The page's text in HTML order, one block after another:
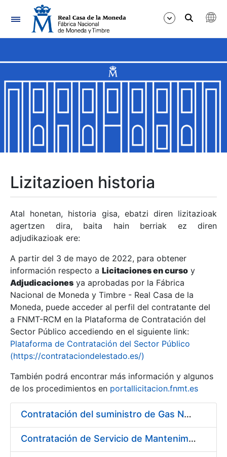
Nabigazioa
Erakutsi/Ezkutatu
Erakutsi/Ezkutatu
Erakutsi/Ezkutatu
Erakutsi/Ezkutatu
Erakutsi/Ezkutatu
Erakutsi/Ezkutatu
Erakutsi/Ezkutatu
Erakutsi/Ezkutatu
Lizitazioen historia
Atal honetan, historia gisa, ebatzi diren lizitazioak
agertzen dira, baita hain berriak ez diren
adjudikazioak ere:
A partir del 3 de mayo de 2022, para obtener
información respecto a Licitaciones en curso y
Adjudicaciones ya aprobadas por la Fábrica
Nacional de Moneda y Timbre - Real Casa de la
Moneda, puede acceder al perfil del contratante del
a FNMT-RCM en la Plataforma de Contratación del
Sector Público accediendo en el siguiente link:
Plataforma de Contratación del Sector Público
(https://contrataciondelestado.es/)
También podrá encontrar más información y algunos
de los procedimientos en portallicitacion.fnmt.es
Contratación del suministro de Gas Natural a los diferentes centros de trabajo de la FNMT-RCM
Contratación de Servicio de Mantenimiento y Conservación de Plantas y Flores en los Centros de la FNMT-RCM